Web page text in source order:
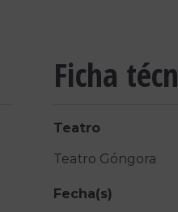
Ficha
Teatro
Teatro Góngora
Fecha(s)